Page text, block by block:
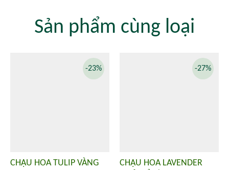
Sản phẩm cùng loại
CHẬU HOA TULIP VÀNG
-23%
CHẬU HOA LAVENDER
-27%